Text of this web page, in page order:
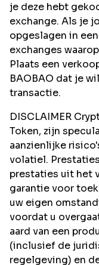
je deze hebt
exchange. Als je
opgeslagen in
exchanges
Plaats een
BAOBAO dat je
transactie.
DISCLAIMER
Token, zijn
aanzienlijke
volatiel.
prestaties uit het
garantie voor
uw eigen
voordat u
aard van een
(inclusief de
regelgeving) en